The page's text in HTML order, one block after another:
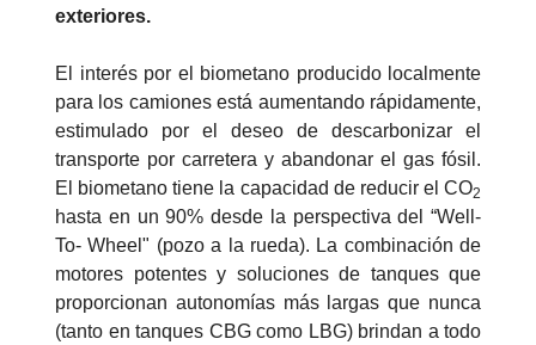
exteriores.
El interés por el biometano producido localmente
para los camiones está aumentando rápidamente,
estimulado por el deseo de descarbonizar el
transporte por carretera y abandonar el gas fósil.
El biometano tiene la capacidad de reducir el CO2
hasta en un 90% desde la perspectiva del “Well-
To- Wheel" (pozo a la rueda). La combinación de
motores potentes y soluciones de tanques que
proporcionan autonomías más largas que nunca
(tanto en tanques CBG como LBG) brindan a todo